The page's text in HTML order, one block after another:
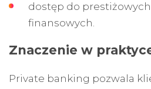
dostęp do
finansowych.
Znaczenie w
Private banking pozwala